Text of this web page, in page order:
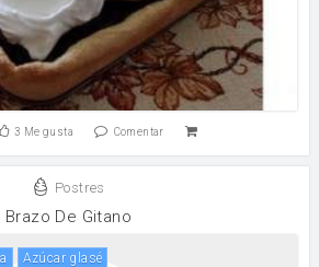
3 Me gusta Comentar
Postres
Brazo De Gitano
azúcar glasé